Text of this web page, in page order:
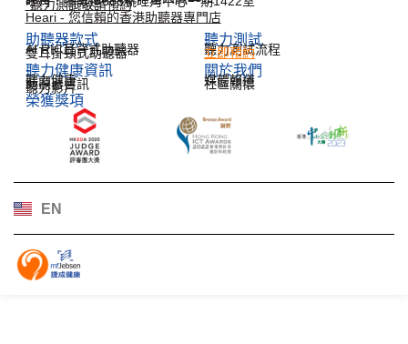
*聽力測試敬請預約
Heari - 您信賴的香港助聽器專門店
助聽器款式
AI RIC耳背式助聽器
雙耳掛頸式助聽器
聽力測試​
聽力測試流程
立即預約
聽力健康資訊​
聽力健康
助聽器資訊
聽力影片
關於我們
媒體報道
社區關懷
榮獲獎項
EN
한국어
Español
日本語